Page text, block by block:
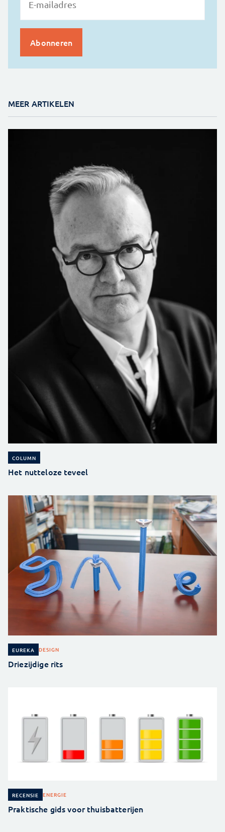
MEER ARTIKELEN
COLUMN
Het nutteloze teveel
EUREKA DESIGN
Driezijdige rits
RECENSIE ENERGIE
Praktische gids voor thuisbatterijen